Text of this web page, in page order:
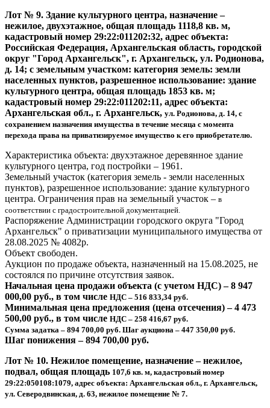
Лот № 9. Здание культурного центра, назначение –
нежилое, двухэтажное, общая площадь 1118,8 кв. м,
кадастровый номер 29:22:011202:32, адрес объекта:
Российская Федерация, Архангельская область, городской
округ "Город Архангельск", г. Архангельск, ул. Родионова,
д. 14; с земельным участком: категория земель: земли
населенных пунктов, разрешенное использование: здание
культурного центра, общая площадь 1853 кв. м;
кадастровый номер 29:22:011202:11, адрес объекта:
Архангельская обл., г. Архангельск, ул. Родионова, д. 14, с
сохранением назначения имущества в течение месяца с момента
перехода права на приватизируемое имущество к его приобретателю.
Характеристика объекта: двухэтажное деревянное здание
культурного центра, год постройки – 1961.
Земельный участок (категория земель - земли населенных
пунктов), разрешенное использование: здание культурного
центра. Ограничения прав на земельный участок – в
соответствии с градостроительной документацией.
Распоряжение Администрации городского округа "Город
Архангельск" о приватизации муниципального имущества от
28.08.2025 № 4082р.
Объект свободен.
Аукцион по продаже объекта, назначенный на 15.08.2025, не
состоялся по причине отсутствия заявок.
Начальная цена продажи объекта (с учетом НДС) – 8 947
000,00 руб., в том числе НДС – 516 833,34 руб.
Минимальная цена предложения (цена отсечения) – 4 473
500,00 руб., в том числе НДС – 258 416,67 руб.
Сумма задатка – 894 700,00 руб. Шаг аукциона – 447 350,00 руб.
Шаг понижения – 894 700,00 руб.
Лот № 10. Нежилое помещение, назначение – нежилое,
подвал, общая площадь 107,6 кв. м, кадастровый номер
29:22:050108:1079, адрес объекта: Архангельская обл., г. Архангельск,
ул. Северодвинская, д. 63, нежилое помещение № 7.